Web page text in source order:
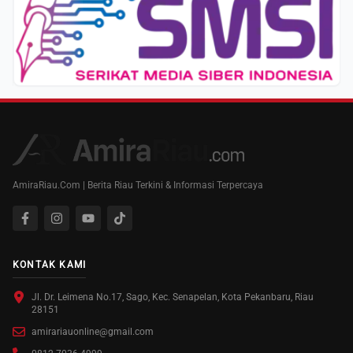
AmiraRiau.Com | Berita Riau Terkini & Informasi Terpercaya
KONTAK KAMI
Jl. Dr. Leimena No.17, Sago, Kec. Senapelan, Kota Pekanbaru, Riau
28151
amirariauonline@gmail.com